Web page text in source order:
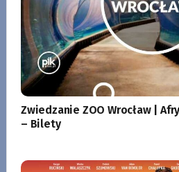
Zwiedzanie ZOO Wrocław |
– Bilety